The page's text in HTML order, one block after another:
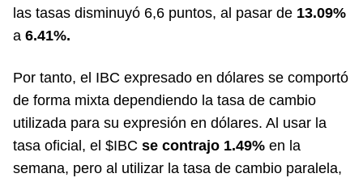
las tasas disminuyó 6,6 puntos, al pasar de 13.09%
a 6.41%.
Por tanto, el IBC expresado en dólares se comportó
de forma mixta dependiendo la tasa de cambio
utilizada para su expresión en dólares. Al usar la
tasa oficial, el $IBC se contrajo 1.49% en la
semana, pero al utilizar la tasa de cambio paralela,